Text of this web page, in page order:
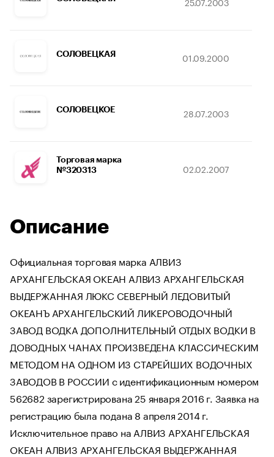
СОЛОВЕЦКАЯ 01.09.2000
СОЛОВЕЦКОЕ 28.07.2003
Торговая марка
№320313
02.02.2007
Описание
Официальная торговая марка АЛВИЗ
АРХАНГЕЛЬСКАЯ ОКЕАН АЛВИЗ АРХАНГЕЛЬСКАЯ
ВЫДЕРЖАННАЯ ЛЮКС СЕВЕРНЫЙ ЛЕДОВИТЫЙ
ОКЕАНЪ АРХАНГЕЛЬСКИЙ ЛИКЕРОВОДОЧНЫЙ
ЗАВОД ВОДКА ДОПОЛНИТЕЛЬНЫЙ ОТДЫХ ВОДКИ В
ДОВОДНЫХ ЧАНАХ ПРОИЗВЕДЕНА КЛАССИЧЕСКИМ
МЕТОДОМ НА ОДНОМ ИЗ СТАРЕЙШИХ ВОДОЧНЫХ
ЗАВОДОВ В РОССИИ с идентификационным номером
562682 зарегистрирована 25 января 2016 г. Заявка на
регистрацию была подана 8 апреля 2014 г.
Исключительное право на АЛВИЗ АРХАНГЕЛЬСКАЯ
ОКЕАН АЛВИЗ АРХАНГЕЛЬСКАЯ ВЫДЕРЖАННАЯ